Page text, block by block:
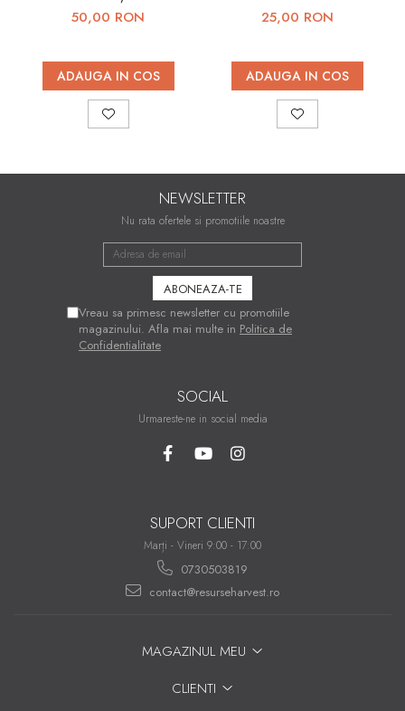
50,00 RON
ADAUGA IN COS
25,00 RON
ADAUGA IN COS
NEWSLETTER
Nu rata ofertele si promotiile noastre
Vreau sa primesc newsletter cu promotiile
magazinului. Afla mai multe in Politica de
Confidentialitate
SOCIAL
Urmareste-ne in social media
SUPORT CLIENTI
Marți - Vineri 9:00 - 17:00
0730503819
contact@resurseharvest.ro
MAGAZINUL MEU
CLIENTI